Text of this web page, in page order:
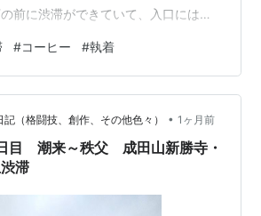
前に渋滞ができていて、入口には人
そのドーナツが目当ての人達は、駐
待機場所に隔離されていて、とりあ
ような事態は避けられている。 でも
わけではないから、車で来て、適当
ーを楽しもうとしている善男善女が
。当然、それには僕や同僚も…
#コーヒー #執着
（格闘技、創作、その他色々） • 1ヶ月前
目 潮来～秩父 成田山新勝寺・
滞